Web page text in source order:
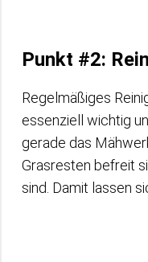
Punkt #2:
Regelmäßiges
essenziell wichtig
gerade das
Grasresten befreit
sind. Damit lassen